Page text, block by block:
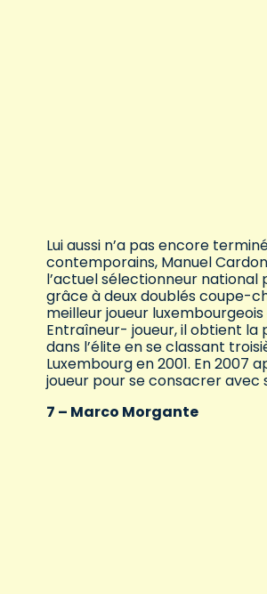
Lui aussi n’a pas encore
contemporains, Manuel
l’actuel sélectionneur national
grâce à deux doublés coupe-
meilleur joueur luxembourgeois
Entraîneur- joueur, il obtient la
dans l’élite en se classant
Luxembourg en 2001. En
joueur pour se consacrer avec
7 – Marco Morgante